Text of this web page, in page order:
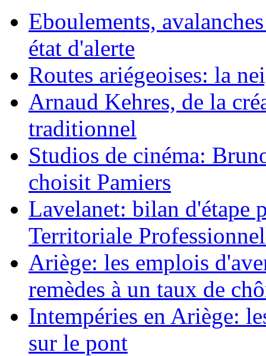
Eboulements,
état d'alerte
Routes ariégeoises: la
Arnaud Kehres, de la
traditionnel
Studios de cinéma:
choisit Pamiers
Lavelanet: bilan d'étape
Territoriale
Ariège: les emplois
remèdes à un taux de
Intempéries en Ariège:
sur le pont